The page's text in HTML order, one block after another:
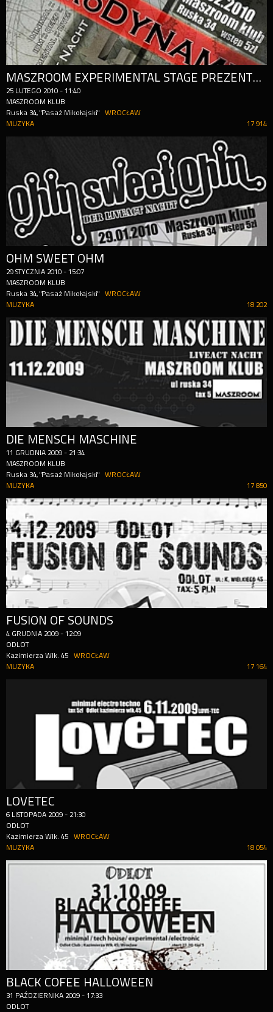
MASZROOM EXPERIMENTAL STAGE PREZENTUJE: AERODYNAMIK!
25 LUTEGO 2010 -11:40
MASZROOM KLUB
Ruska 34, "Pasaż Mikołajski"
WROCŁAW
17 914
MUZYKA
OHM SWEET OHM
29 STYCZNIA 2010 -15:07
MASZROOM KLUB
Ruska 34, "Pasaż Mikołajski"
WROCŁAW
18 202
MUZYKA
DIE MENSCH MASCHINE
11 GRUDNIA 2009 - 21:34
MASZROOM KLUB
Ruska 34, "Pasaż Mikołajski"
WROCŁAW
17 850
MUZYKA
FUSION OF SOUNDS
4 GRUDNIA 2009 -12:09
ODLOT
Kazimierza Wlk. 45
WROCŁAW
17 164
MUZYKA
LOVETEC
6 LISTOPADA 2009 - 21:30
ODLOT
Kazimierza Wlk. 45
WROCŁAW
18 054
MUZYKA
BLACK COFEE HALLOWEEN
31 PAŹDZIERNIKA 2009 -17:33
ODLOT